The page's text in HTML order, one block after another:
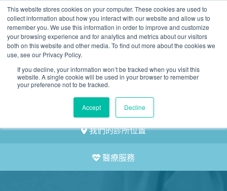
This website stores cookies on your computer. These cookies are used to
collect information about how you interact with our website and allow us to
remember you. We use this information in order to improve and customize
your browsing experience and for analytics and metrics about our visitors
both on this website and other media. To find out more about the cookies we
use, see our Privacy Policy.
If you decline, your information won’t be tracked when you visit this
website. A single cookie will be used in your browser to remember
your preference not to be tracked.
Accept Decline
2155 9055
預約
我們的診所位置
醫療服務